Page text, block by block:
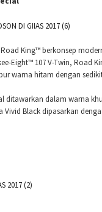
King™ berkonsep
Eight™ 107 V-Twin, Road
warna hitam dengan
ditawarkan dalam warna
Vivid Black dipasarkan